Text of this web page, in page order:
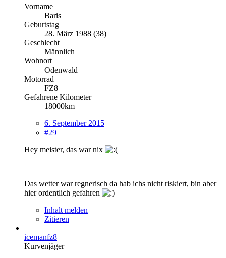
Vorname
Baris
Geburtstag
28. März 1988 (38)
Geschlecht
Männlich
Wohnort
Odenwald
Motorrad
FZ8
Gefahrene Kilometer
18000km
6. September 2015
#29
Hey meister, das war nix
Das wetter war regnerisch da hab ichs nicht riskiert, bin aber
hier ordentlich gefahren
Inhalt melden
Zitieren
icemanfz8
Kurvenjäger